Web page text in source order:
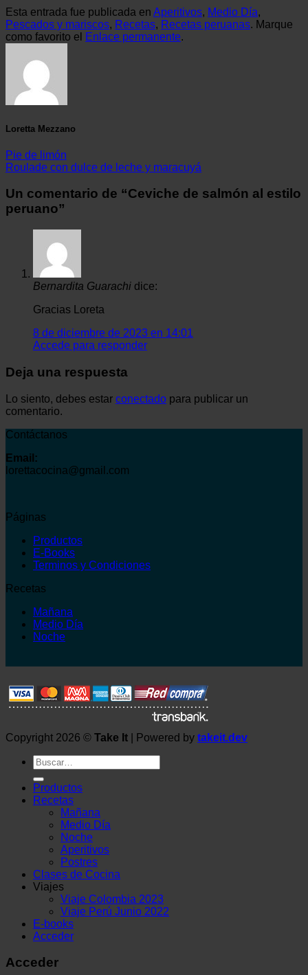
Esta entrada fue publicada en Aperitivos, Medio Día,
Pescados y mariscos, Recetas, Recetas peruanas. Marque
como favorito el
Enlace permanente.
Loretta Mezzano
Pie de limón
Roulade con dulce de leche y maracuyá
Un comentario de “Ceviche de salmón al estilo
peruano”
Bernardita Guarachi dice:
Gracias Loreta
8 de diciembre de 2023 en 14:01
Accede para responder
Deja una respuesta
Lo siento, debes estar conectado para publicar un
comentario.
Contáctanos
Email:
lorettacocina@gmail.com
Páginas
Productos
E-Books
Terminos y Condiciones
Recetas
Mañana
Medio Día
Noche
Copyright 2026 © Take It | Powered by takeit.dev
Buscar
por:
Productos
Recetas
Mañana
Medio Día
Noche
Aperitivos
Postres
Clases de Cocina
Viajes
Viaje Colombia 2023
Viaje Perú Junio 2022
E-books
Acceder
Acceder